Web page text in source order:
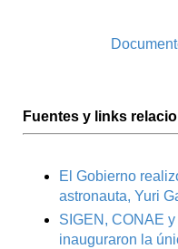
Fuentes y links
El Gobierno
astronauta, Yuri
SIGEN, CONAE
inauguraron la